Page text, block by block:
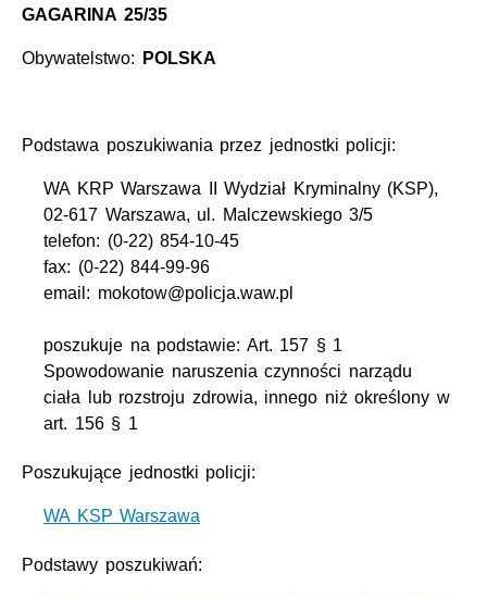
GAGARINA 25/35
Obywatelstwo: POLSKA
Podstawa poszukiwania przez jednostki policji:
WA KRP Warszawa II Wydział Kryminalny (KSP),
02-617 Warszawa, ul. Malczewskiego 3/5
telefon: (0-22) 854-10-45
fax: (0-22) 844-99-96
email: mokotow@policja.waw.pl
poszukuje na podstawie: Art. 157 § 1
Spowodowanie naruszenia czynności narządu
ciała lub rozstroju zdrowia, innego niż określony w
art. 156 § 1
Poszukujące jednostki policji:
WA KSP Warszawa
Podstawy poszukiwań: